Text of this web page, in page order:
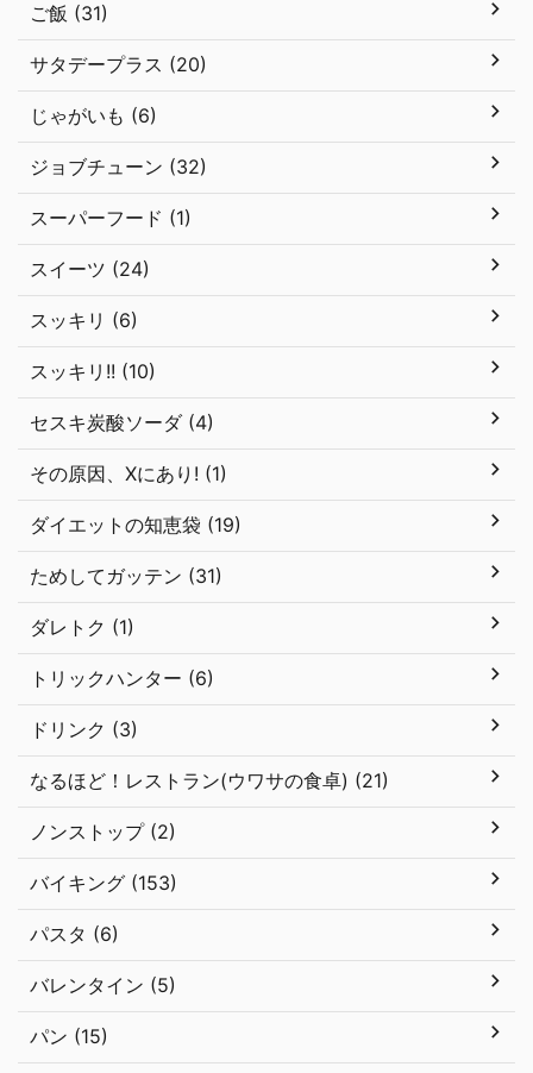
ご飯 (31)
サタデープラス (20)
じゃがいも (6)
ジョブチューン (32)
スーパーフード (1)
スイーツ (24)
スッキリ (6)
スッキリ!! (10)
セスキ炭酸ソーダ (4)
その原因、Xにあり! (1)
ダイエットの知恵袋 (19)
ためしてガッテン (31)
ダレトク (1)
トリックハンター (6)
ドリンク (3)
なるほど！レストラン(ウワサの食卓) (21)
ノンストップ (2)
バイキング (153)
パスタ (6)
バレンタイン (5)
パン (15)